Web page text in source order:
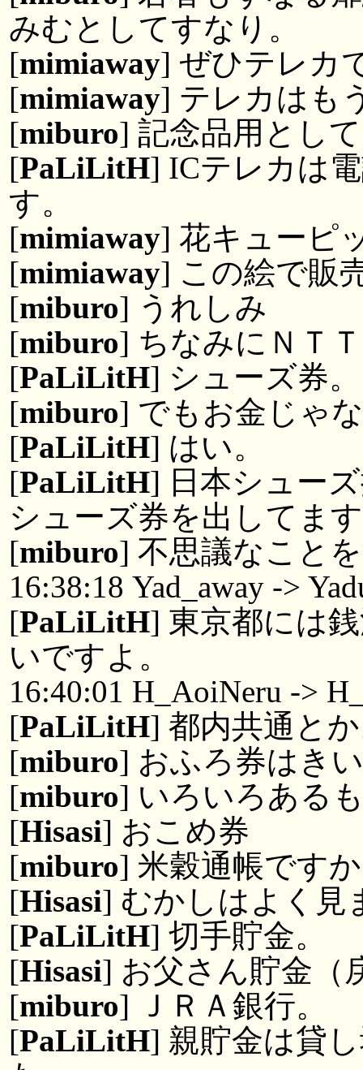
みむとしてすなり。
[mimiaway] ぜひテレカ
[mimiaway] テレカはも
[miburo] 記念品用とし
[PaLiLitH] ICテレカは
す。
[mimiaway] 花キューピ
[mimiaway] この絵で販
[miburo] うれしみ
[miburo] ちなみにＮＴ
[PaLiLitH] シューズ券。
[miburo] でもお金じゃ
[PaLiLitH] はい。
[PaLiLitH] 日本シュー
シューズ券を出してま
[miburo] 不思議なこと
16:38:18 Yad_away ->
[PaLiLitH] 東京都には
いですよ。
16:40:01 H_AoiNeru ->
[PaLiLitH] 都内共通と
[miburo] おふろ券はき
[miburo] いろいろある
[Hisasi] おこめ券
[miburo] 米穀通帳ですか
[Hisasi] むかしはよく見
[PaLiLitH] 切手貯金。
[Hisasi] お父さん貯金（
[miburo] ＪＲＡ銀行。
[PaLiLitH] 親貯金は貸